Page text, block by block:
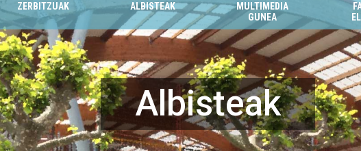
ZERBITZUAK ALBISTEAK
MULTIMEDIA
GUNEA
Albisteak